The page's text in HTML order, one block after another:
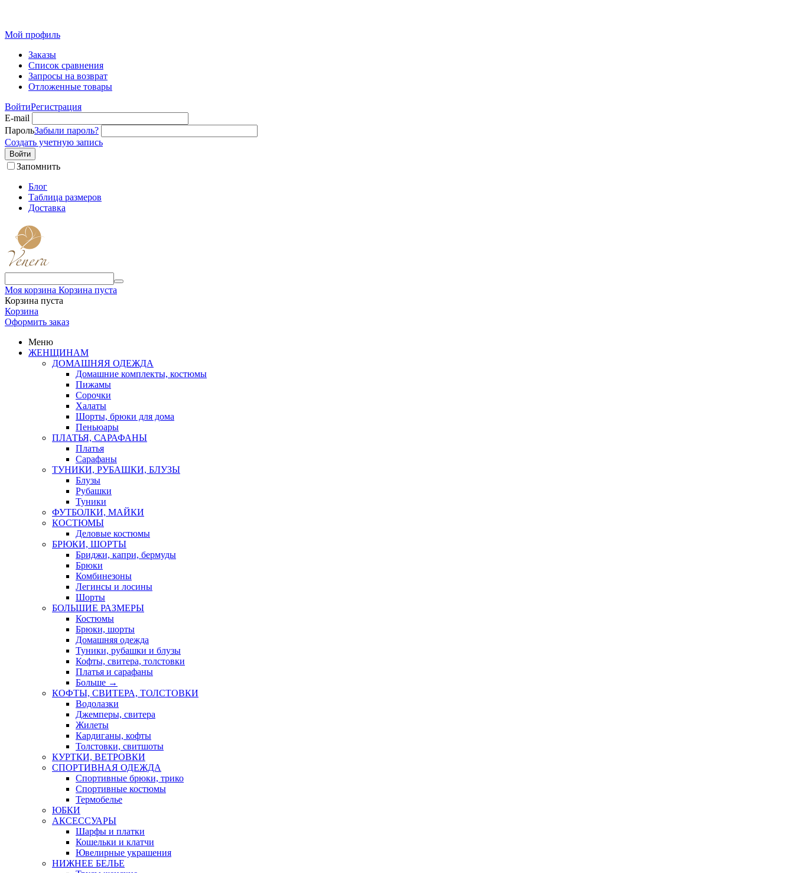
Мой профиль
Заказы
Список сравнения
Запросы на возврат
Отложенные товары
ВойтиРегистрация
E-mail
ПарольЗабыли пароль?
Создать учетную запись
Войти
Запомнить
Блог
Таблица размеров
Доставка
Моя корзина Корзина пуста
Корзина пуста
Корзина
Оформить заказ
Меню
ЖЕНЩИНАМ
ДОМАШНЯЯ ОДЕЖДА
Домашние комплекты, костюмы
Пижамы
Сорочки
Халаты
Шорты, брюки для дома
Пеньюары
ПЛАТЬЯ, САРАФАНЫ
Платья
Сарафаны
ТУНИКИ, РУБАШКИ, БЛУЗЫ
Блузы
Рубашки
Туники
ФУТБОЛКИ, МАЙКИ
КОСТЮМЫ
Деловые костюмы
БРЮКИ, ШОРТЫ
Бриджи, капри, бермуды
Брюки
Комбинезоны
Легинсы и лосины
Шорты
БОЛЬШИЕ РАЗМЕРЫ
Костюмы
Брюки, шорты
Домашняя одежда
Туники, рубашки и блузы
Кофты, свитера, толстовки
Платья и сарафаны
Больше →
КОФТЫ, СВИТЕРА, ТОЛСТОВКИ
Водолазки
Джемперы, свитера
Жилеты
Кардиганы, кофты
Толстовки, свитшоты
КУРТКИ, ВЕТРОВКИ
СПОРТИВНАЯ ОДЕЖДА
Спортивные брюки, трико
Спортивные костюмы
Термобелье
ЮБКИ
AКСЕССУАРЫ
Шарфы и платки
Кошельки и клатчи
Ювелирные украшения
НИЖНЕЕ БЕЛЬЕ